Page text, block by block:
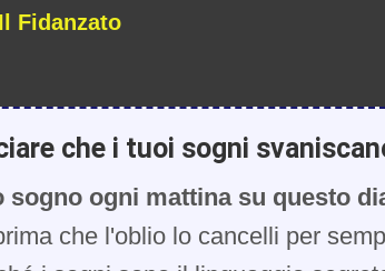
Fidanzato
che i tuoi sogni
sogno ogni mattina su questo
che l'oblio lo cancelli per